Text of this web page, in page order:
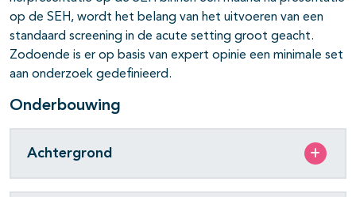
op de SEH, wordt het belang van het uitvoeren van een
standaard screening in de acute setting groot geacht.
Zodoende is er op basis van expert opinie een minimale set
aan onderzoek gedefinieerd.
Onderbouwing
Achtergrond